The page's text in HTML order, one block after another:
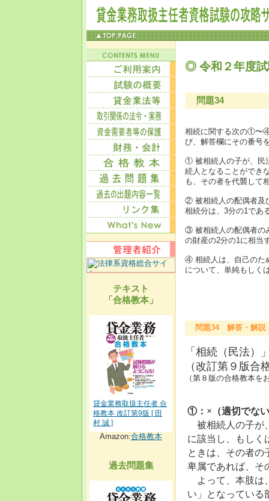
テキスト
「合格教本」
貸金業務取扱主任者 合
格教本 改訂第9版 [ 田
村 誠 ]
Amazon:合格教本
過去問題集
◎ 令和２年度
問題34
相続に関する次の①〜④
び、解答欄にその番号
① 被相続人の子が、民
続人となることができ
も、その者を代襲して
② 被相続人の配偶者及
相続分は、3分の1であ
③ 被相続人の配偶者の
の財産の2分の1に相当
④ 相続人は、自己のた
について、単純もしく
問題34 解答・解説
「相続（民法）
（改訂第９版合
（第８版の合格教本を
①：×（適切でな
被相続人の子が
に該当し、もしく
ときは、その者
卑属であれば、そ
よって、本肢は
い」となっている